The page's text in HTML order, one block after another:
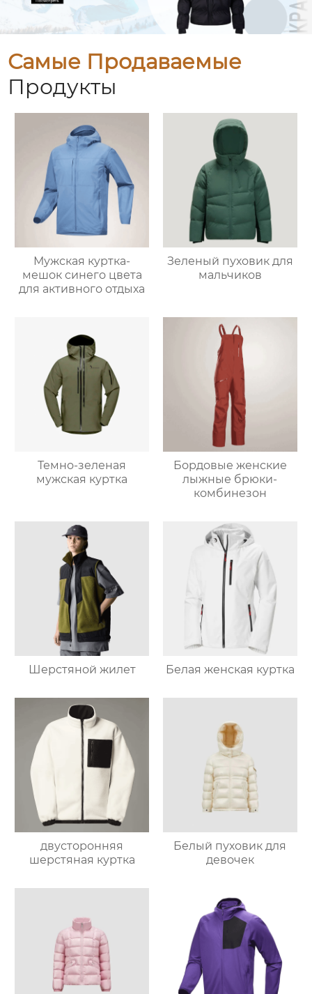
Самые Продаваемые
Продукты
Мужская куртка-
мешок синего цвета
для активного отдыха
Зеленый пуховик для
мальчиков
Темно-зеленая
мужская куртка
Бордовые женские
лыжные брюки-
комбинезон
Шерстяной жилет Белая женская куртка
двусторонняя
шерстяная куртка
Белый пуховик для
девочек